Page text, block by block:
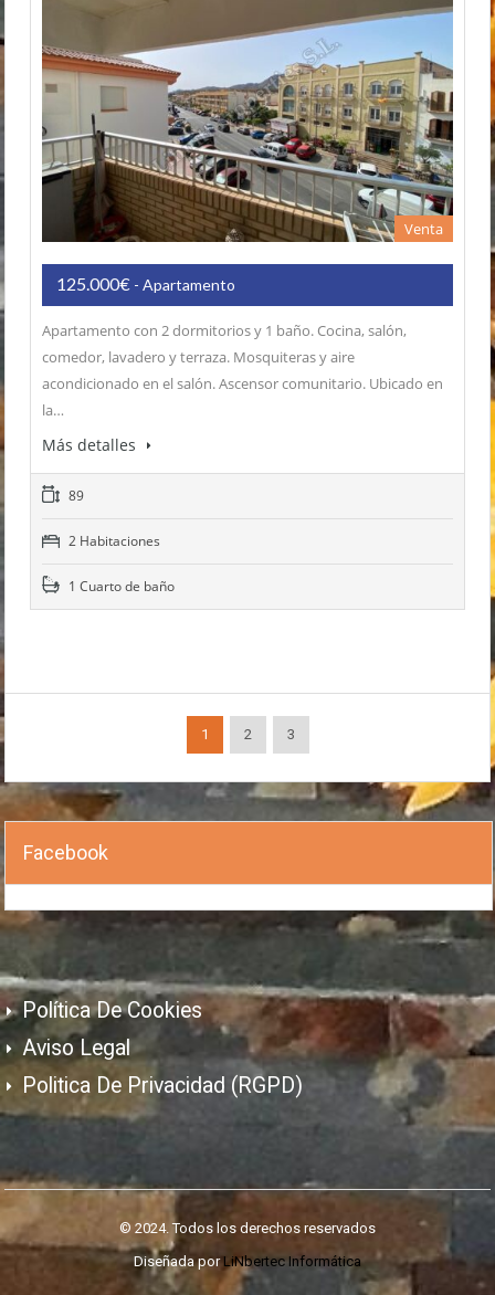
Venta
125.000€ - Apartamento
Apartamento con 2 dormitorios y 1 baño. Cocina, salón,
comedor, lavadero y terraza. Mosquiteras y aire
acondicionado en el salón. Ascensor comunitario. Ubicado en
la…
Más detalles
89
2 Habitaciones
1 Cuarto de baño
1 2 3
Facebook
Política De Cookies
Aviso Legal
Politica De Privacidad (RGPD)
© 2024. Todos los derechos reservados
Diseñada porLiNbertec Informática